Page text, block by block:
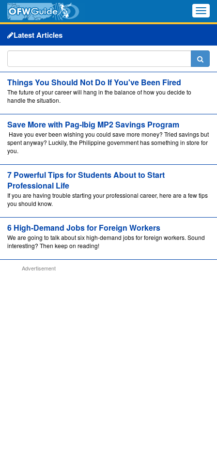
Toggle
Latest Articles
Things You Should Not Do If You've Been Fired
The future of your career will hang in the balance of how you decide to
handle the situation.
Save More with Pag-Ibig MP2 Savings Program
Have you ever been wishing you could save more money? Tried savings but
spent anyway? Luckily, the Philippine government has something in store for
you.
7 Powerful Tips for Students About to Start
Professional Life
If you are having trouble starting your professional career, here are a few tips
you should know.
6 High-Demand Jobs for Foreign Workers
We are going to talk about six high-demand jobs for foreign workers. Sound
interesting? Then keep on reading!
Advertisement